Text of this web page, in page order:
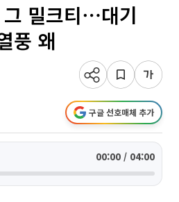
밀크티⋯대기
풍 왜
구글 선호매체 추가
00:00 / 04:00